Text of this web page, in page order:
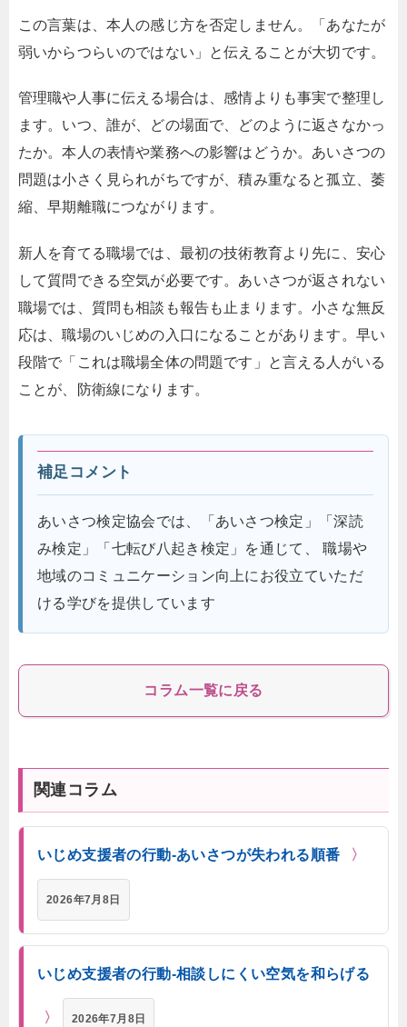
この言葉は、本人の感じ方を否定しません。「あなたが
弱いからつらいのではない」と伝えることが大切です。
管理職や人事に伝える場合は、感情よりも事実で整理し
ます。いつ、誰が、どの場面で、どのように返さなかっ
たか。本人の表情や業務への影響はどうか。あいさつの
問題は小さく見られがちですが、積み重なると孤立、萎
縮、早期離職につながります。
新人を育てる職場では、最初の技術教育より先に、安心
して質問できる空気が必要です。あいさつが返されない
職場では、質問も相談も報告も止まります。小さな無反
応は、職場のいじめの入口になることがあります。早い
段階で「これは職場全体の問題です」と言える人がいる
ことが、防衛線になります。
補足コメント
あいさつ検定協会では、「あいさつ検定」「深読
み検定」「七転び八起き検定」を通じて、 職場や
地域のコミュニケーション向上にお役立ていただ
ける学びを提供しています
コラム一覧に戻る
関連コラム
いじめ支援者の行動-あいさつが失われる順番
2026年7月8日
いじめ支援者の行動-相談しにくい空気を和らげる
2026年7月8日